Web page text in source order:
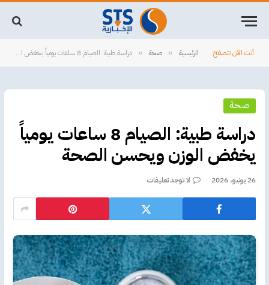
أنت الآن تتصفح: الرئيسية » صحة » دراسة طبية: الصيام 8 ساعات يومياً يخفض الوزن ويحسن الصحة
صحة
دراسة طبية: الصيام 8 ساعات يومياً
يخفض الوزن ويحسن الصحة
26 يونيو، 2026 لا توجد تعليقات